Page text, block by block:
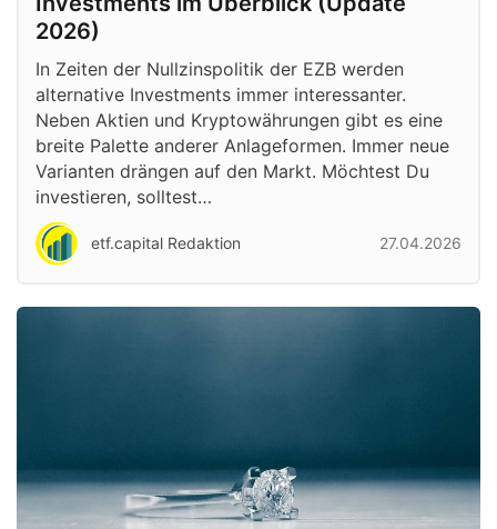
2026)
In Zeiten der Nullzinspolitik der EZB werden
alternative Investments immer interessanter.
Neben Aktien und Kryptowährungen gibt es eine
breite Palette anderer Anlageformen. Immer neue
Varianten drängen auf den Markt. Möchtest Du
investieren, solltest…
etf.capital Redaktion 27.04.2026